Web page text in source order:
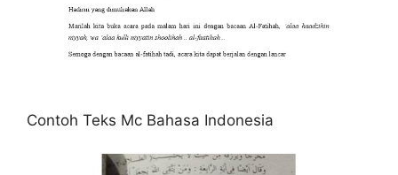
Contoh Teks Mc Bahasa Indonesia